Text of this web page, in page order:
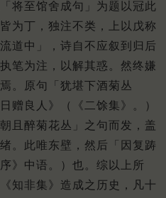
将至馆舍成句」为题以冠此
为丁，独注不类，上以戊称
道中」，诗自不应叙到归后
笔为注，以解其惑。然终嫌
。原句「犹堪下酒菊丛
赠良人》（《二馀集》。）
且醉菊花丛」之句而发，盖
。此唯东壁，然后「因复踌
》中语。）也。综以上所
知非集》造成之历史，凡十